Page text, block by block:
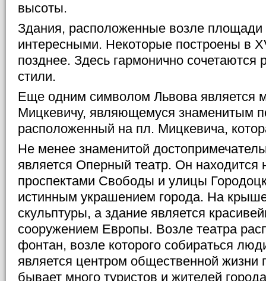
высоты.
Здания, расположенные возле
интересными. Некоторые построены в
позднее. Здесь гармонично сочетаются
стили.
Еще одним символом Львова является
Мицкевичу, являющемуся знаменитым
расположенный на пл. Мицкевича,
Не менее знаменитой
является Оперный театр. Он находится
проспектами Свободы и улицы
истинным украшением города. На крыше
скульптуры, а здание является
сооружением Европы. Возле театра
фонтан, возле которого собираться
является центром общественной жизни
бывает много туристов и жителей